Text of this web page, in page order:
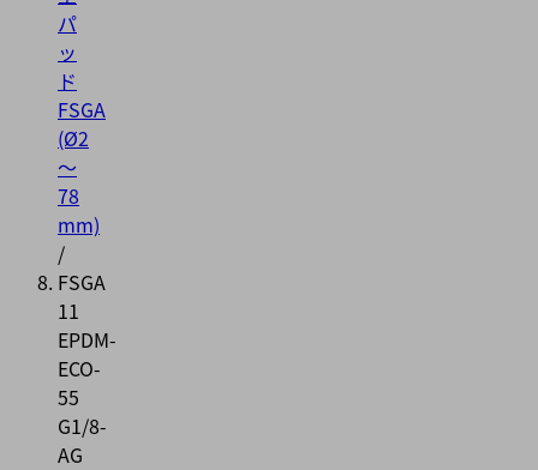
パ
ッ
ド
FSGA
(Ø2
～
78
mm)
/
FSGA
11
EPDM-
ECO-
55
G1/8-
AG